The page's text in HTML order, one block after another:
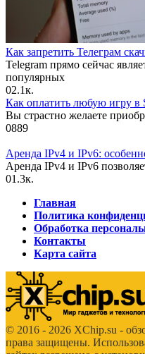
Как запретить Телеграм
Telegram прямо сейчас
популярных
02.1к.
Как оплатить любую игру в
Вы страстно желаете
0889
Аренда IPv4 и IPv6:
Аренда IPv4 и IPv6
01.3к.
Главная
Политика
Обработка
Контакты
Карта сайта
© 2016 - 2026 XChip.su -
права защищены.